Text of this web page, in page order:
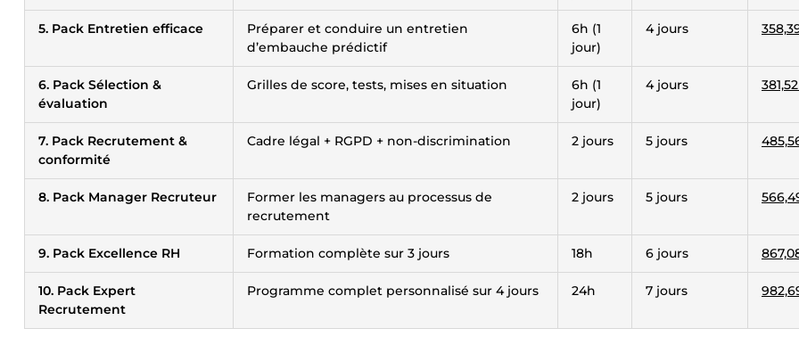
5. Pack Entretien efficace
Préparer et conduire un entretien
d’embauche prédictif
6h (1
jour)
4 jours
6. Pack Sélection &
évaluation
Grilles de score, tests, mises en situation
6h (1
jour)
4 jours
7. Pack Recrutement &
conformité
Cadre légal + RGPD + non-discrimination 2 jours 5 jours
8. Pack Manager Recruteur
Former les managers au processus de
recrutement
2 jours 5 jours
9. Pack Excellence RH Formation complète sur 3 jours 18h 6 jours
10. Pack Expert
Recrutement
Programme complet personnalisé sur 4 jours 24h 7 jours